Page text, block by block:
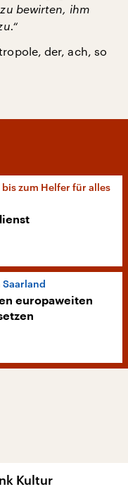
bewirten, ihm
der, ach, so
zum Helfer für alles
europaweiten
Kultur